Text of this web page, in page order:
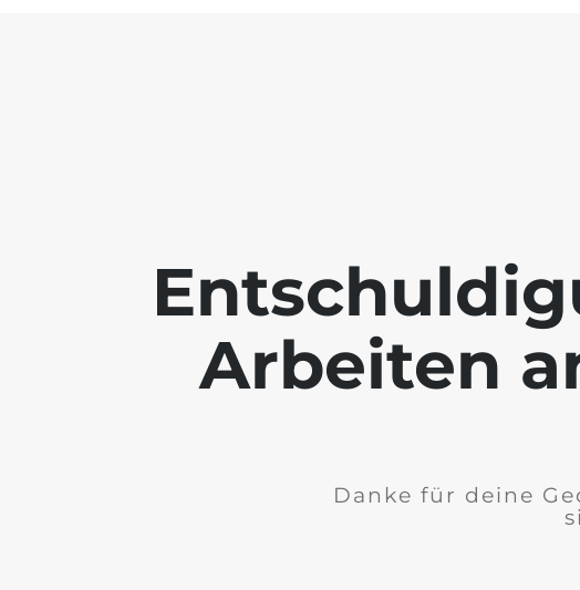
Arbeiten
Danke für deine